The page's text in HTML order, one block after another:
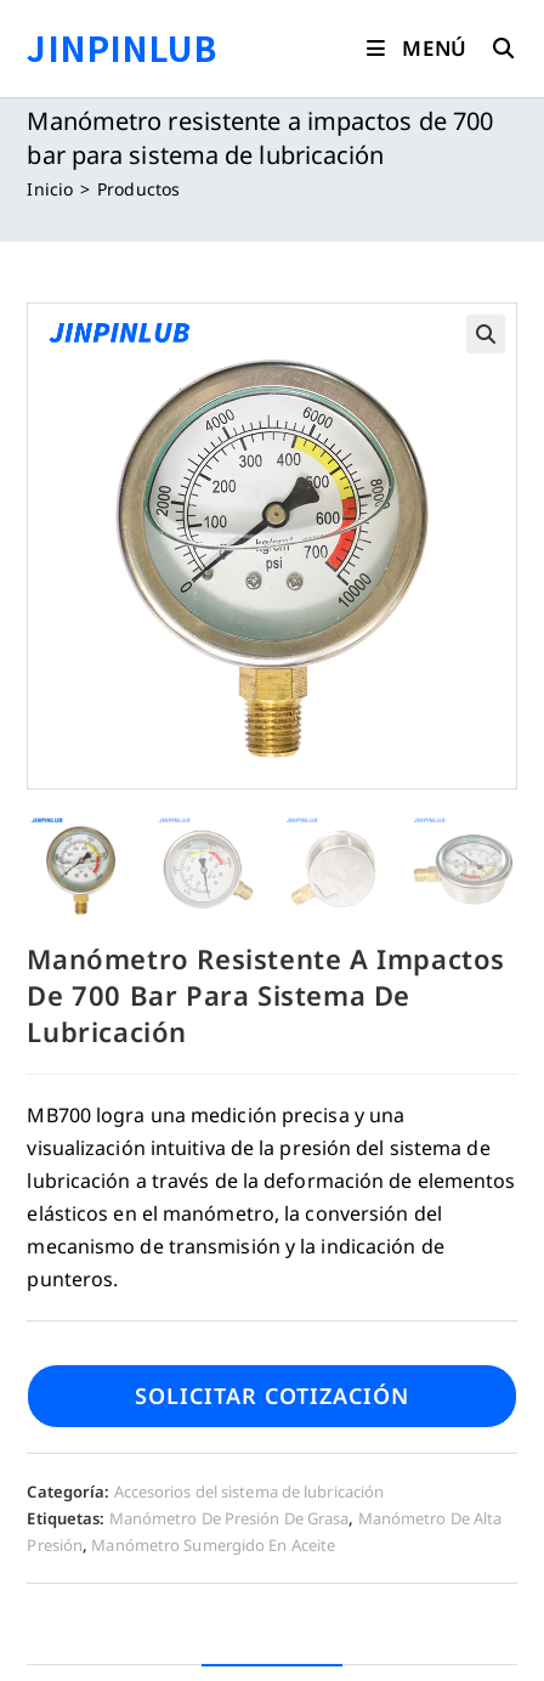
contenido
JINPINLUB MENÚ
Manómetro resistente a impactos de 700
bar para sistema de lubricación
Inicio > Productos
Manómetro Resistente A Impactos
De 700 Bar Para Sistema De
Lubricación
MB700 logra una medición precisa y una
visualización intuitiva de la presión del sistema de
lubricación a través de la deformación de elementos
elásticos en el manómetro, la conversión del
mecanismo de transmisión y la indicación de
punteros.
SOLICITAR COTIZACIÓN
Categoría: Accesorios del sistema de lubricación
Etiquetas: Manómetro De Presión De Grasa, Manómetro De Alta
Presión, Manómetro Sumergido En Aceite